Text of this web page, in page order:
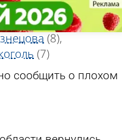
(8)
(7)
сообщить о плохом